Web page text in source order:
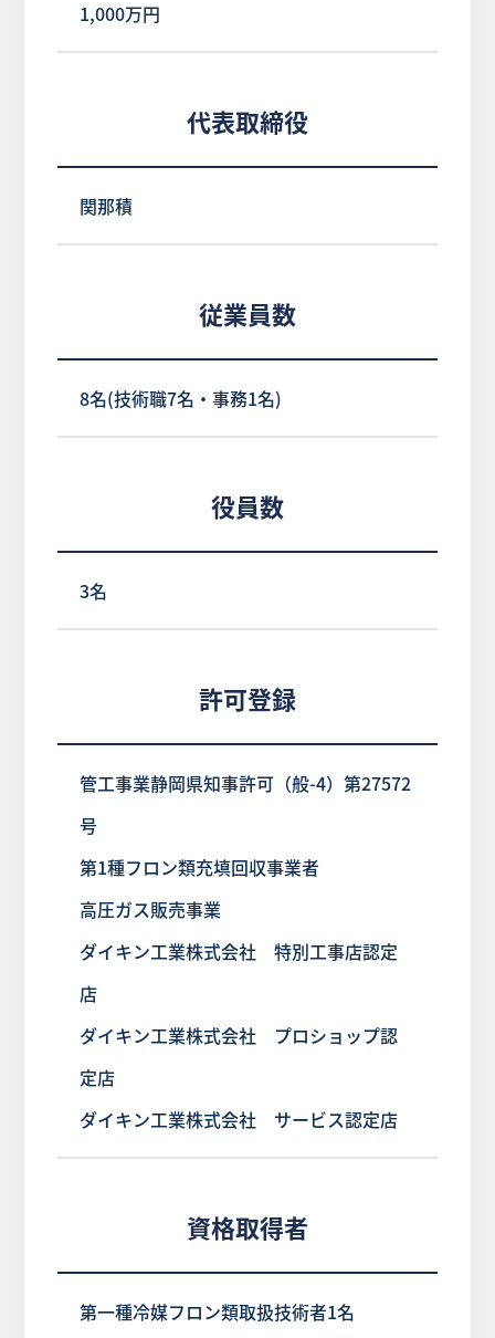
1,000万円
代表取締役
関那積
従業員数
8名(技術職7名・事務1名)
役員数
3名
許可登録
管工事業静岡県知事許可（般-4）第27572
号
第1種フロン類充填回収事業者
高圧ガス販売事業
ダイキン工業株式会社 特別工事店認定
店
ダイキン工業株式会社 プロショップ認
定店
ダイキン工業株式会社 サービス認定店
資格取得者
第一種冷媒フロン類取扱技術者1名